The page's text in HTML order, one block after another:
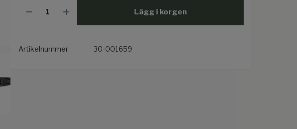
Lägg i korgen
Artikelnummer 30-001659